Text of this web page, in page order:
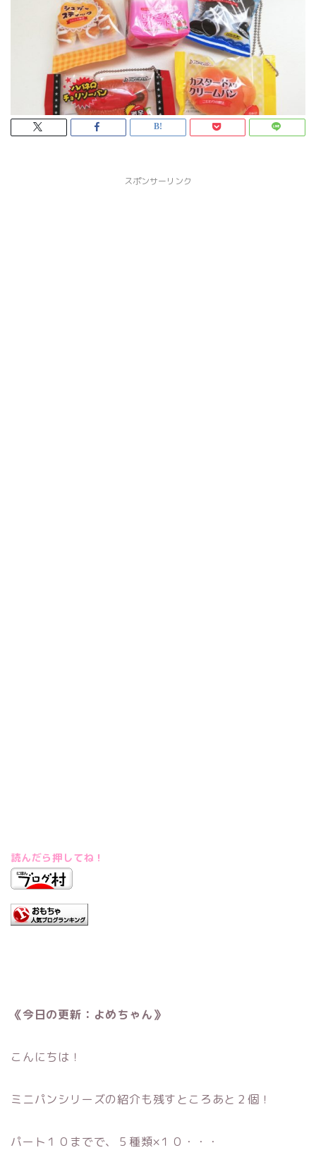
スポンサーリンク
読んだら押してね！
《今日の更新：よめちゃん》
こんにちは！
ミニパンシリーズの紹介も残すところあと２個！
パート１０までで、５種類×１０・・・